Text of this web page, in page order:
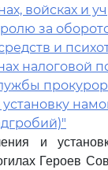
войсках и
за
и
налоговой
и
Героев